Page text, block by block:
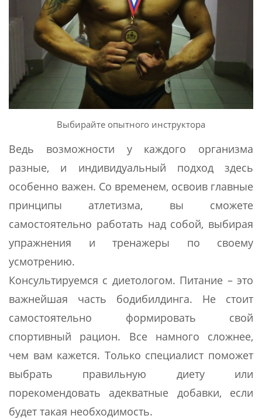
Выбирайте опытного инструктора
Ведь возможности у каждого организма
разные, и индивидуальный подход здесь
особенно важен. Со временем, освоив главные
принципы атлетизма, вы сможете
самостоятельно работать над собой, выбирая
упражнения и тренажеры по своему
усмотрению.
Консультируемся с диетологом. Питание – это
важнейшая часть бодибилдинга. Не стоит
самостоятельно формировать свой
спортивный рацион. Все намного сложнее,
чем вам кажется. Только специалист поможет
выбрать правильную диету или
порекомендовать адекватные добавки, если
будет такая необходимость.